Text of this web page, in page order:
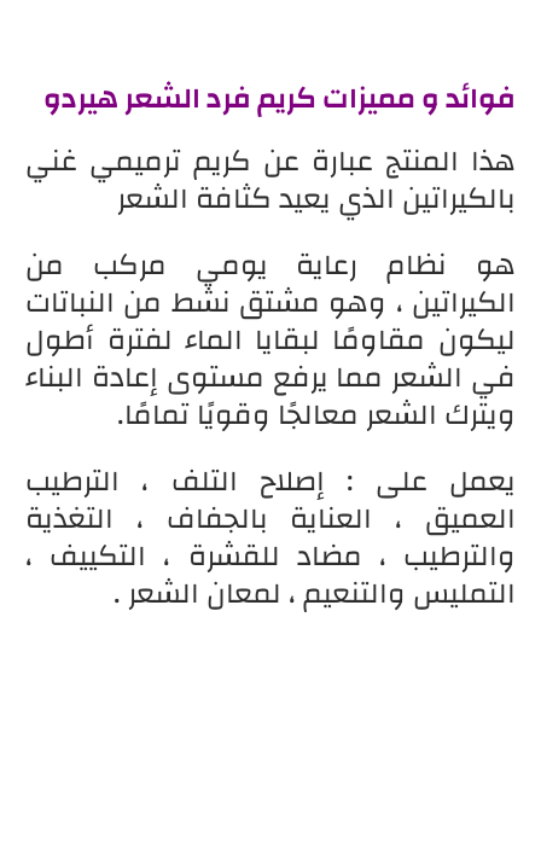
فوائد و مميزات كريم فرد الشعر هيردو
هذا المنتج عبارة عن كريم ترميمي غني
بالكيراتين الذي يعيد كثافة الشعر
هو نظام رعاية يومي مركب من
الكيراتين ، وهو مشتق نشط من النباتات
ليكون مقاومًا لبقايا الماء لفترة أطول
في الشعر مما يرفع مستوى إعادة البناء
ويترك الشعر معالجًا وقويًا تمامًا.
يعمل على : إصلاح التلف ، الترطيب
العميق ، العناية بالجفاف ، التغذية
والترطيب ، مضاد للقشرة ، التكييف ،
التمليس والتنعيم ، لمعان الشعر .